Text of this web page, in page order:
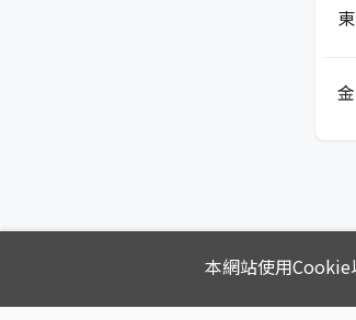
本網站使用Cookie